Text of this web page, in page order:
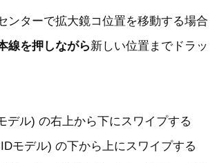
ンターで拡大鏡コ位置を移動する場合
線を押しながら新しい位置までドラッ
デル) の右上から下にスワイプする
モデル) の下から上にスワイプする